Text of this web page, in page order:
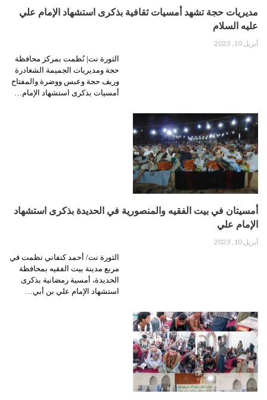
مديريات حجة تشهد أمسيات ثقافية بذكرى استشهاد الإمام علي
عليه السلام
أبريل 10, 2023
الثورة نت| نُظمت بمركز محافظة
حجة ومديريات الجميمة الشغادرة
وريف حجة وعبس ووضرة والمفتاح
أمسيات بذكرى استشهاد الإمام…
أمسيتان في بيت الفقيه والمنصورية في الحديدة بذكرى استشهاد
الإمام علي
أبريل 10, 2023
الثورة نت/ أحمد كنفاني نظمت في
مربع مدينة بيت الفقيه بمحافظة
الحديدة، أمسية رمضانية بذكرى
استشهاد الإمام علي بن أبي…